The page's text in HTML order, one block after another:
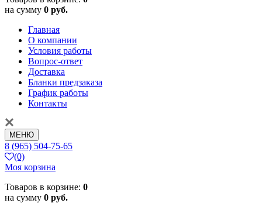
на сумму 0 руб.
Главная
О компании
Условия работы
Вопрос-ответ
Доставка
Бланки предзаказа
График работы
Контакты
МЕНЮ
8 (965) 504-75-65
(0)
Моя корзина
Товаров в корзине: 0
на сумму 0 руб.